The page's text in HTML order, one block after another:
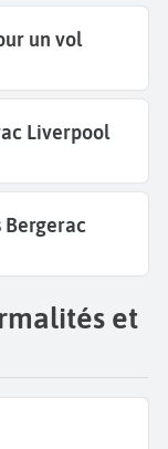
un vol
Liverpool
Bergerac
et